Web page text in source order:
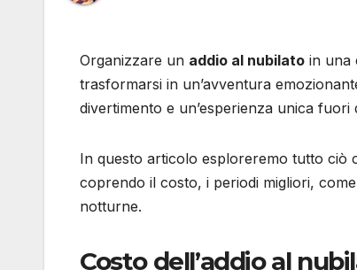
Organizzare un addio al nubilato in una
trasformarsi in un’avventura
divertimento e un’esperienza unica fuori
In questo articolo esploreremo tutto ciò
coprendo il costo, i periodi migliori,
notturne.
Costo dell’addio al